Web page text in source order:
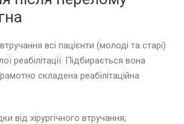
всі пацієнти (молоді та старі)
реабілітації. Підбирається вона
складена реабілітаційна
від хірургічного втручання;